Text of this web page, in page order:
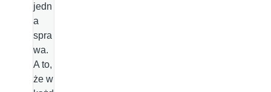
jedn
a
spra
wa.
A to,
że w